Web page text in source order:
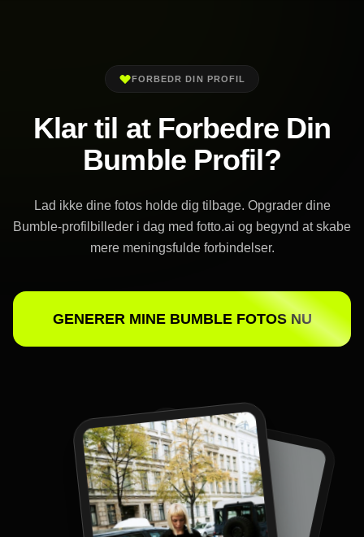
FORBEDR DIN PROFIL
Klar til at Forbedre Din
Bumble Profil?
Lad ikke dine fotos holde dig tilbage. Opgrader dine
Bumble-profilbilleder i dag med fotto.ai og begynd at skabe
mere meningsfulde forbindelser.
GENERER MINE BUMBLE FOTOS NU